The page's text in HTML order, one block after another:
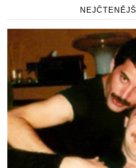
NEJČTENĚJŠÍ